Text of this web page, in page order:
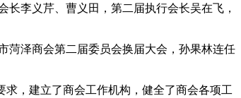
李义芹、曹义田，第二届执行会长吴在飞，
菏泽商会第二届委员会换届大会，孙果林连任
，建立了商会工作机构，健全了商会各项工